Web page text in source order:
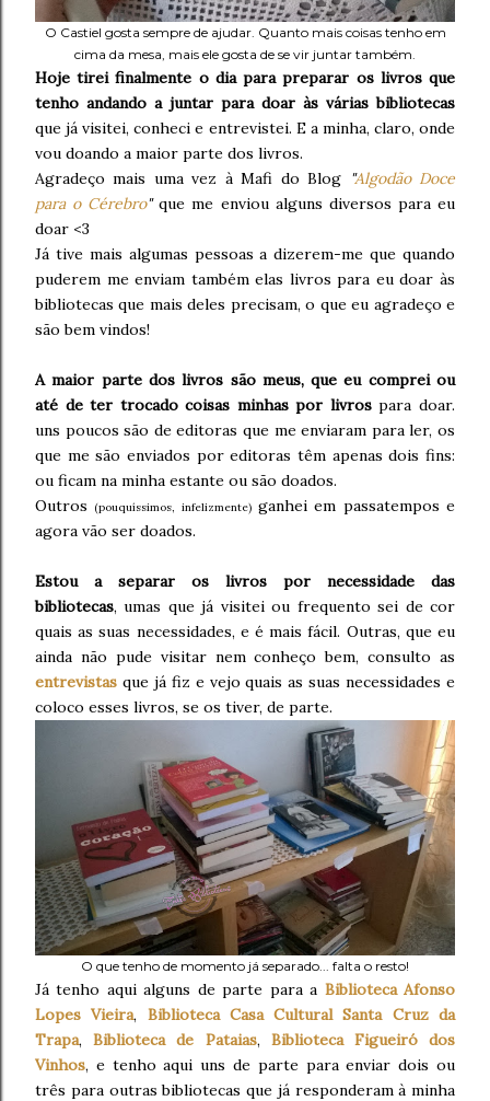
O Castiel gosta sempre de ajudar. Quanto mais coisas tenho em
cima da mesa, mais ele gosta de se vir juntar também.
Hoje tirei finalmente o dia para preparar os livros que
tenho andando a juntar para doar às várias bibliotecas
que já visitei, conheci e entrevistei. E a minha, claro, onde
vou doando a maior parte dos livros.
Agradeço mais uma vez à Mafi do Blog "Algodão Doce
para o Cérebro"que me enviou alguns diversos para eu
doar <3
Já tive mais algumas pessoas a dizerem-me que quando
puderem me enviam também elas livros para eu doar às
bibliotecas que mais deles precisam, o que eu agradeço e
são bem vindos!
A maior parte dos livros são meus, que eu comprei ou
até de ter trocado coisas minhas por livrospara doar.
uns poucos são de editoras que me enviaram para ler, os
que me são enviados por editoras têm apenas dois fins:
ou ficam na minha estante ou são doados.
Outros
(pouquíssimos, infelizmente)ganhei em passatempos e
agora vão ser doados.
Estou a separar os livros por necessidade das
bibliotecas, umas que já visitei ou frequento sei de cor
quais as suas necessidades, e é mais fácil. Outras, que eu
ainda não pude visitar nem conheço bem, consulto as
entrevistas que já fiz e vejo quais as suas necessidades e
coloco esses livros, se os tiver, de parte.
O que tenho de momento já separado... falta o resto!
Já tenho aqui alguns de parte para a Biblioteca Afonso
Lopes Vieira, Biblioteca Casa Cultural Santa Cruz da
Trapa,Biblioteca de Pataias, Biblioteca Figueiró dos
Vinhos, e tenho aqui uns de parte para enviar dois ou
três para outras bibliotecas que já responderam à minha